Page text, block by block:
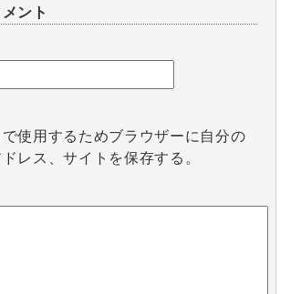
ント
使用するためブラウザーに自分の
レス、サイトを保存する。